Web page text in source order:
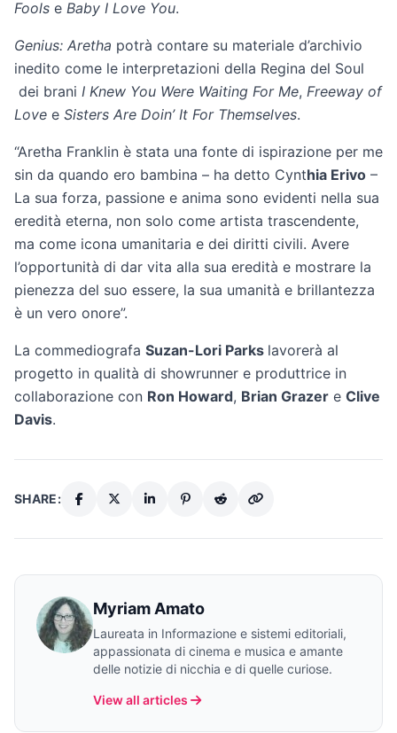
Fools e Baby I Love You.
Genius: Aretha potrà contare su materiale d’archivio
inedito come le interpretazioni della Regina del Soul
dei brani I Knew You Were Waiting For Me, Freeway of
Love e Sisters Are Doin’ It For Themselves.
“Aretha Franklin è stata una fonte di ispirazione per me
sin da quando ero bambina – ha detto Cynthia Erivo –
La sua forza, passione e anima sono evidenti nella sua
eredità eterna, non solo come artista trascendente,
ma come icona umanitaria e dei diritti civili. Avere
l’opportunità di dar vita alla sua eredità e mostrare la
pienezza del suo essere, la sua umanità e brillantezza
è un vero onore”.
La commediografa Suzan-Lori Parks lavorerà al
progetto in qualità di showrunner e produttrice in
collaborazione con Ron Howard, Brian Grazer e Clive
Davis.
SHARE:
Myriam Amato
Laureata in Informazione e sistemi editoriali,
appassionata di cinema e musica e amante
delle notizie di nicchia e di quelle curiose.
View all articles